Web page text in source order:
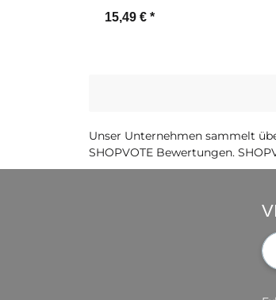
15,49 € *
Unser Unternehmen sammelt
SHOPVOTE Bewertungen.